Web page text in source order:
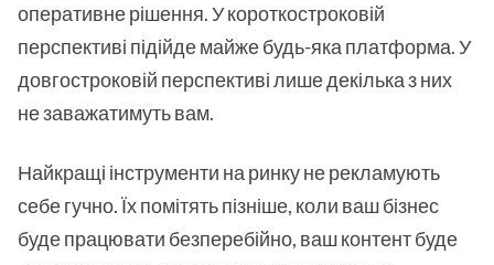
оперативне рішення. У короткостроковій
перспективі підійде майже будь-яка платформа. У
довгостроковій перспективі лише декілька з них
не заважатимуть вам.
Найкращі інструменти на ринку не рекламують
себе гучно. Їх помітять пізніше, коли ваш бізнес
буде працювати безперебійно, ваш контент буде